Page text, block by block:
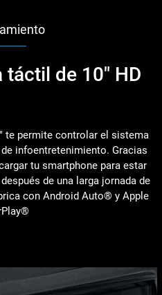
táctil de 10" HD
te permite controlar el sistema
infoentretenimiento. Gracias
tu smartphone para estar
de una larga jornada de
con Android Auto® y Apple